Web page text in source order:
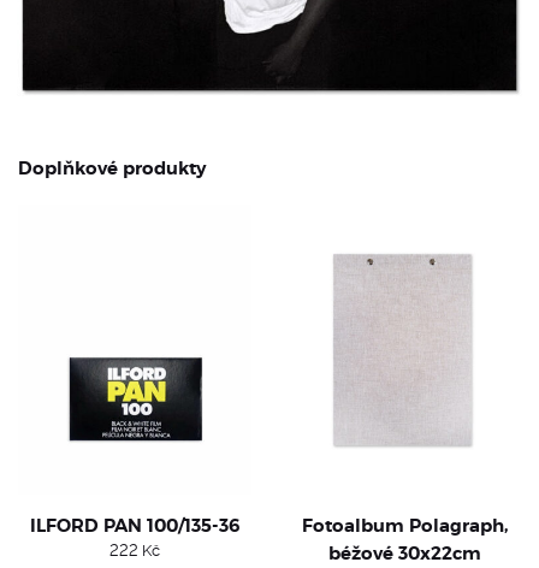
Doplňkové produkty
ILFORD PAN 100/135-36
222 Kč
Fotoalbum Polagraph,
béžové 30x22cm